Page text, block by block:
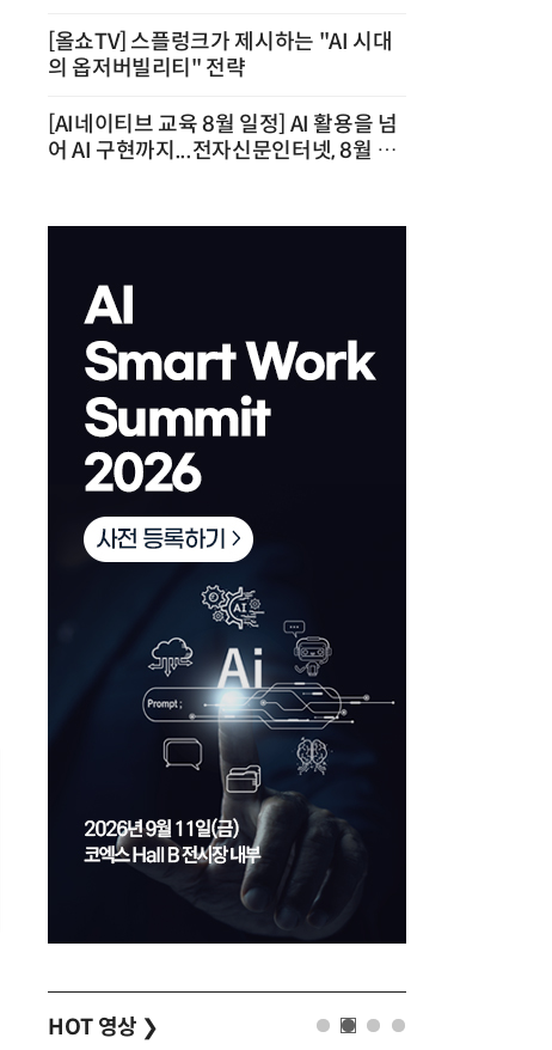
[올쇼TV] 스플렁크가 제시하는 "AI 시대
의 옵저버빌리티" 전략
[AI네이티브 교육 8월 일정] AI 활용을 넘
어 AI 구현까지...전자신문인터넷, 8월 실
HOT 영상 ❯